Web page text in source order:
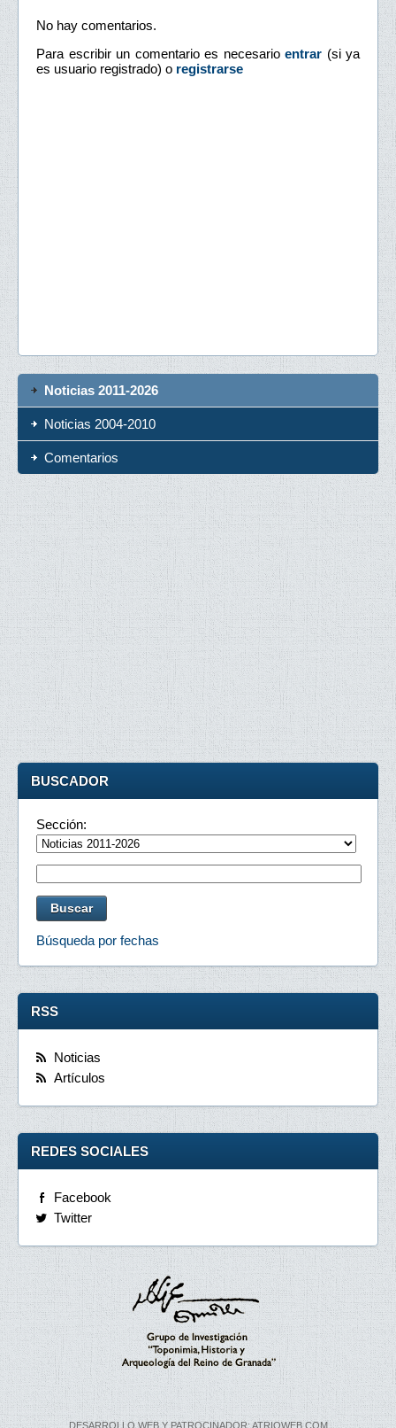
No hay comentarios.
Para escribir un comentario es necesario entrar (si ya
es usuario registrado) o registrarse
Noticias 2011-2026
Noticias 2004-2010
Comentarios
BUSCADOR
Sección:
Búsqueda por fechas
RSS
Noticias
Artículos
REDES SOCIALES
Facebook
Twitter
DESARROLLO WEB Y PATROCINADOR: ATRIOWEB.COM